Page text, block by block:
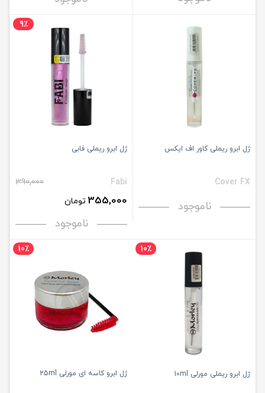
ژل ابرو ریملی کاور اف ایکس
Cover FX
ناموجود
9٪
ژل ابرو ریملی فابی
Fabi
390,000
355,000 تومان
ناموجود
10٪
ژل ابرو ریملی مورلی 10ml
10٪
ژل ابرو کاسه ای مورلی 25ml